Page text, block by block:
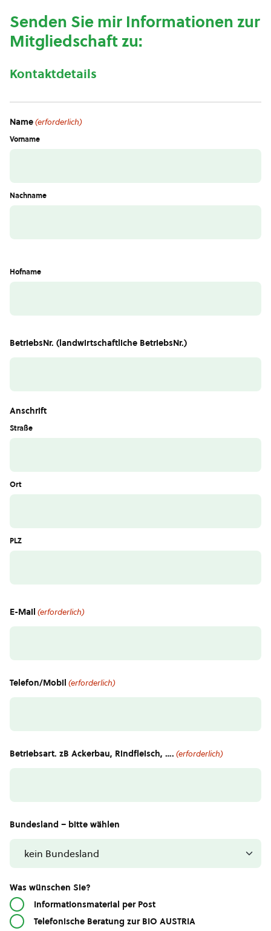
Senden Sie mir Informationen zur
Mitgliedschaft zu:
Kontaktdetails
Name(erforderlich)
Vorname
Nachname
Hofname
BetriebsNr. (landwirtschaftliche BetriebsNr.)
Anschrift
Straße
Ort
PLZ
E-Mail (erforderlich)
Telefon/Mobil (erforderlich)
Betriebsart. zB Ackerbau, Rindfleisch, …. (erforderlich)
Bundesland – bitte wählen
Was wünschen Sie?
Informationsmaterial per Post
Telefonische Beratung zur BIO AUSTRIA